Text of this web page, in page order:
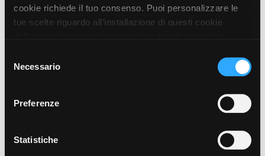
cookie richiede il tuo consenso. Puoi personalizzare le
tue scelte riguardo all’installazione di questi cookie
prosegui” o decidere di accettare tutti i cookie, cliccando
sul pulsante “Accetta tutti i cookie”. Cliccando sul tasto
unicamente i cookie necessari alla navigazione. Per
funzionamento, puoi prendere visione dell’informativa
cliccando qui.
delNecessario
Preferenze
Statistiche
404